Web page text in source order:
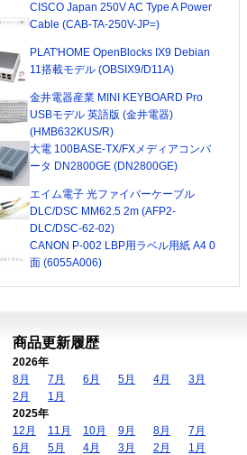
CISCO Japan 250V AC Type A Power
Cable (CAB-TA-250V-JP=)
PLAT'HOME OpenBlocks IX9 Debian
11搭載モデル (OBSIX9/D11A)
金井電器産業 MINI KEYBOARD Pro
USBモデル 英語版 (金井電器)
(HMB632KUS/R)
大電 100BASE-TX/FXメディアコンバ
ータ DN2800GE (DN2800GE)
エイム電子 光ファイバーケーブル
DLC/DSC MM62.5 2m (AFP2-
DLC/DSC-62-02)
CANON P-002 LBP用ラベル用紙 A4 0
面 (6055A006)
商品更新履歴
2026年
8月
7月 6月 5月 4月
3月
2月
1月
2025年
12月
11月 10月 9月 8月
7月
6月
5月 4月 3月 2月
1月